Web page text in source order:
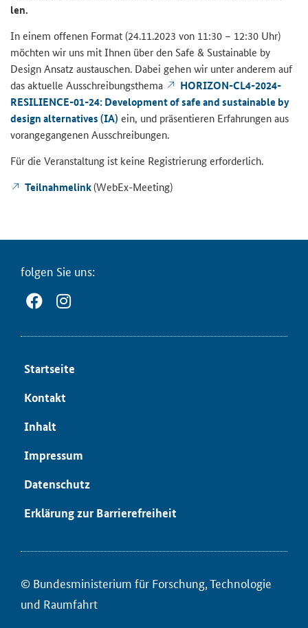
len.
In einem of­fe­nen For­mat (24.11.2023 von 11:30 – 12:30 Uhr)
möch­ten wir uns mit Ihnen über den Safe & Sustainable by
DesignAn­satz aus­tau­schen. Dabei gehen wir unter an­de­rem auf
das ak­tu­el­le Aus­schrei­bungs­the­ma
HORIZON-CL4-2024-
RESILIENCE-01-24: Development of safe and sustainable by
design alternatives (IA) ein, und prä­sen­tie­ren Er­fah­run­gen aus
vor­an­ge­gan­ge­nen Aus­schrei­bun­gen.
Für die Ver­an­stal­tung ist keine Re­gis­trie­rung er­for­der­lich.
Teil­nah­me­link(WebEx-​Meeting)
fol­gen Sie uns:
Start­sei­te
Kon­takt
In­halt
Im­pres­sum
Da­ten­schutz
Er­klä­rung zur Bar­rie­re­frei­heit
© Bun­des­mi­nis­te­ri­um für ­For­schung, Tech­no­lo­gie
und Raum­fahrt